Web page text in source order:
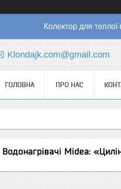
Колектор для теплої
Klondajk.com@gmail.com
ГОЛОВНА ПРО НАС
Водонагрівачі Mideа: